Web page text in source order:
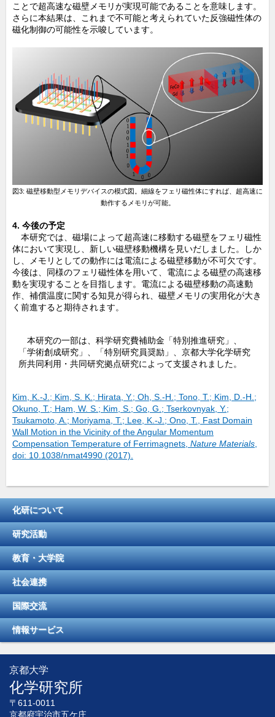
ことで超高速な磁壁メモリが実現可能であることを意味します。
さらに本結果は、これまで不可能と考えられていた反強磁性体の
磁化制御の可能性を示唆しています。
図3: 磁壁移動型メモリデバイスの模式図。細線をフェリ磁性体にすれば、超高速に
動作するメモリが可能。
4. 今後の予定
本研究では、磁場によって超高速に移動する磁壁をフェリ磁性
体において実現し、新しい磁壁移動機構を見いだしました。しか
し、メモリとしての動作には電流による磁壁移動が不可欠です。
今後は、同様のフェリ磁性体を用いて、電流による磁壁の高速移
動を実現することを目指します。電流による磁壁移動の高速動
作、補償温度に関する知見が得られ、磁壁メモリの実用化が大き
く前進すると期待されます。
本研究の一部は、科学研究費補助金「特別推進研究」、
「学術創成研究」、「特別研究員奨励」、京都大学化学研究
所共同利用・共同研究拠点研究によって支援されました。
Kim, K.-J.; Kim, S. K.; Hirata, Y.; Oh, S.-H.; Tono, T.; Kim, D.-H.;
Okuno, T.; Ham, W. S.; Kim, S.; Go, G.; Tserkovnyak, Y.;
Tsukamoto, A.; Moriyama, T.; Lee, K.-J.; Ono, T., Fast Domain
Wall Motion in the Vicinity of the Angular Momentum
Compensation Temperature of Ferrimagnets, Nature Materials
doi: 10.1038/nmat4990 (2017).
化研について
研究活動
教育・大学院
社会連携
国際交流
情報サービス
京都大学
化学研究所
〒611-0011
京都府宇治市五ケ庄